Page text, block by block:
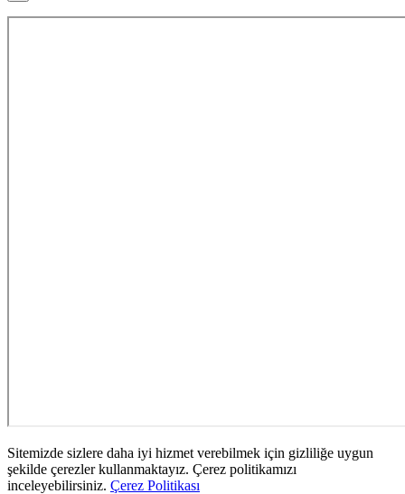
Sitemizde sizlere daha iyi hizmet verebilmek için gizliliğe uygun
şekilde çerezler kullanmaktayız. Çerez politikamızı
inceleyebilirsiniz. Çerez Politikası